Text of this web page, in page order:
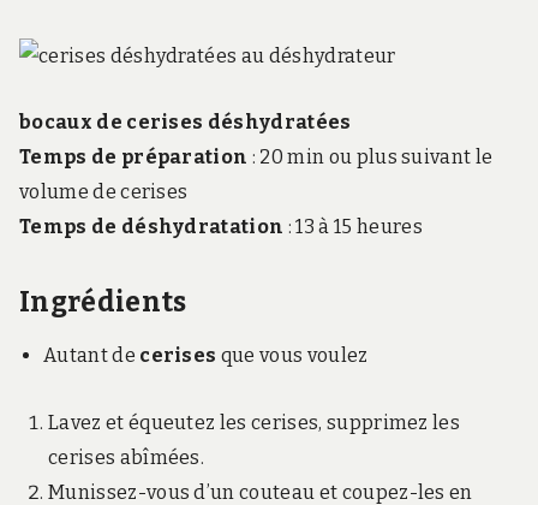
bocaux de cerises déshydratées
Temps de préparation : 20 min ou plus suivant le
volume de cerises
Temps de déshydratation :13 à 15 heures
Ingrédients
Autant de cerises que vous voulez
Lavez et équeutez les cerises, supprimez les
cerises abîmées.
Munissez-vous d’un couteau et coupez-les en